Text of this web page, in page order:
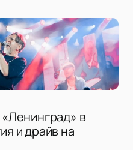
в
и драйв на